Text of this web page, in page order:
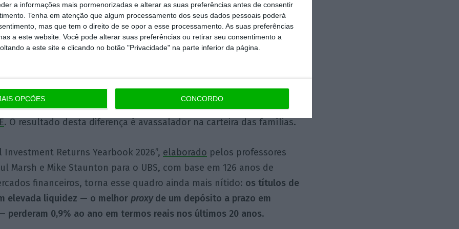
a informações mais pormenorizadas e alterar as suas preferências antes de consentir
Tenha em atenção que algum processamento dos seus dados pessoais poderá
mas que tem o direito de se opor a esse processamento. As suas preferências
a este website. Você pode alterar suas preferências ou retirar seu consentimento a
a este site e clicando no botão "Privacidade" na parte inferior da página.
OPÇÕES CONCORDO
inverso, em silêncio, sem notificações, sem que ninguém seja
10 anos, por exemplo, a taxa de inflação anualizada todos os
termos medianos, 63 pontos base a taxa de juro dos novos
depósitos a um ano), segundo dados doBanco de
. O resultado desta diferença é avassalador na carteira das famílias.
Investment Returns Yearbook 2026”, elaborado pelos professores
Marsh e Mike Staunton para o UBS, com base em 126 anos de
financeiros, torna esse quadro ainda mais nítido: os títulos de
elevada liquidez — o melhor proxy de um depósito a prazo em
perderam 0,9% ao ano em termos reais nos últimos 20 anos.